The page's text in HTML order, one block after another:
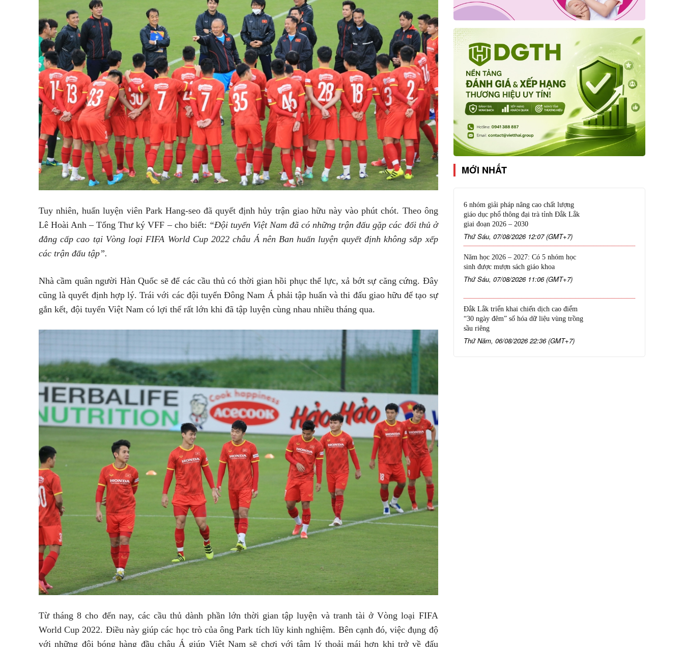
Tuy nhiên, huấn luyện viên Park Hang-seo đã quyết định hủy trận giao hữu này vào phút chót. Theo ông
Lê Hoài Anh – Tổng Thư ký VFF – cho biết: “Đội tuyển Việt Nam đã có những trận đấu gặp các đối thủ ở
đẳng cấp cao tại Vòng loại FIFA World Cup 2022 châu Á nên Ban huấn luyện quyết định không sắp xếp
các trận đấu tập”.
Nhà cầm quân người Hàn Quốc sẽ để các cầu thủ có thời gian hồi phục thể lực, xả bớt sự căng cứng. Đây
cũng là quyết định hợp lý. Trái với các đội tuyển Đông Nam Á phải tập huấn và thi đấu giao hữu để tạo sự
gắn kết, đội tuyển Việt Nam có lợi thế rất lớn khi đã tập luyện cùng nhau nhiều tháng qua.
Từ tháng 8 cho đến nay, các cầu thủ dành phần lớn thời gian tập luyện và tranh tài ở Vòng loại FIFA
World Cup 2022. Điều này giúp các học trò của ông Park tích lũy kinh nghiệm. Bên cạnh đó, việc đụng độ
với những đội bóng hàng đầu châu Á giúp Việt Nam sẽ chơi với tâm lý thoải mái hơn khi trở về đấu
MỚI NHẤT
6 nhóm giải pháp nâng cao chất lượng
giáo dục phổ thông đại trà tỉnh Đắk Lắk
giai đoạn 2026 – 2030
Thứ Sáu, 07/08/2026 12:07 (GMT+7)
Năm học 2026 – 2027: Có 5 nhóm học
sinh được mượn sách giáo khoa
Thứ Sáu, 07/08/2026 11:06 (GMT+7)
Đắk Lắk triển khai chiến dịch cao điểm
“30 ngày đêm” số hóa dữ liệu vùng trồng
sầu riêng
Thứ Năm, 06/08/2026 22:36 (GMT+7)